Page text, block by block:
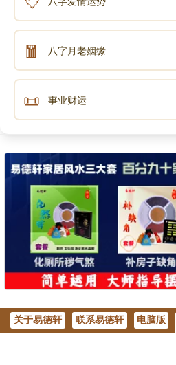
🧧 八字月老姻缘
📜 事业财运
关于易德轩 联系易德轩 电脑版